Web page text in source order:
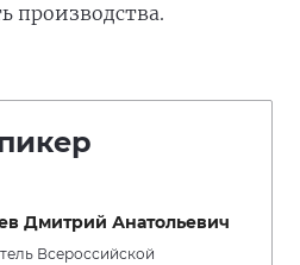
производства.
Дмитрий Анатольевич
Всероссийской